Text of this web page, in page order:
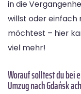
in die
willst oder einfach
möchtest – hier
viel mehr!
Worauf solltest du bei
Umzug nach Gdańsk